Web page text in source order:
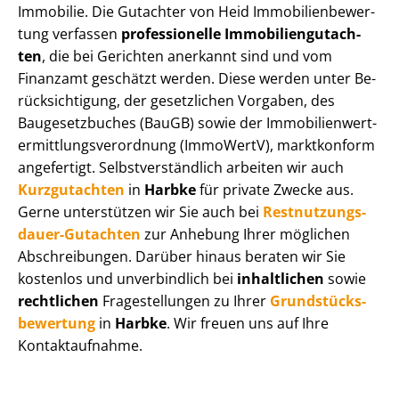
Immobilie. Die Gutachter von Heid Im­mo­bi­li­en­be­wer­
tung verfassen professionelle Im­mo­bi­li­en­gut­ach­
ten, die bei Gerichten anerkannt sind und vom
Finanzamt geschätzt werden. Diese werden unter Be­
rück­sich­ti­gung, der gesetzlichen Vorgaben, des
Baugesetzbuches (BauGB) sowie der Im­mo­bi­li­en­wert­
ermitt­lungs­ver­ord­nung (ImmoWertV), marktkonform
angefertigt. Selbst­ver­ständ­lich arbeiten wir auch
Kurzgutachten in Harbkefür private Zwecke aus.
Gerne unterstützen wir Sie auch bei Rest­nut­zungs­
dau­er-Gutachten zur Anhebung Ihrer möglichen
Abschreibungen. Darüber hinaus beraten wir Sie
kostenlos und unverbindlich bei inhaltlichen sowie
rechtlichen Fragestellungen zu Ihrer Grund­stücks­
be­wer­tung in Harbke. Wir freuen uns auf Ihre
Kontaktaufnahme.